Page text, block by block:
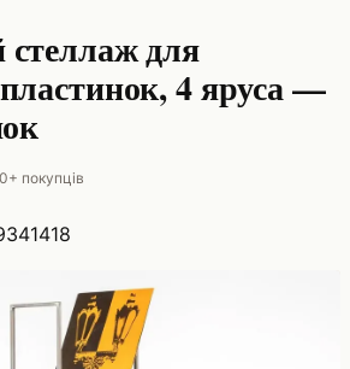
для
4 яруса —
покупців